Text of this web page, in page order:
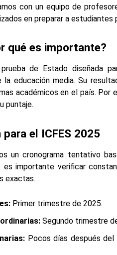
con un equipo de
en preparar a
qué es importante?
de Estado diseñada
la educación media. Su
académicos en el país. Por
puntaje.
el ICFES 2025
un cronograma tentativo
es importante verificar
exactas.
Primer trimestre de 2025.
Segundo trimestre
Pocos días después del